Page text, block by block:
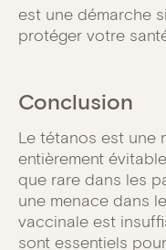
est une démarche
protéger votre
Conclusion
Le tétanos est une
entièrement
que rare dans les
une menace dans
vaccinale est
sont essentiels